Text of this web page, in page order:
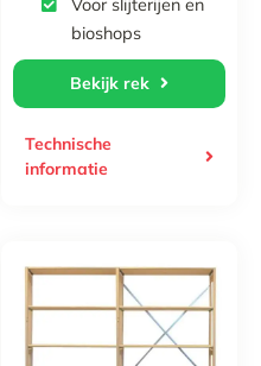
bioshops
Bekijk rek
Technische
informatie